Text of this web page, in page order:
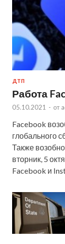
ДТП
Работа
05.10.2021 - от
Facebook
глобального
Также
вторник, 5
Facebook и